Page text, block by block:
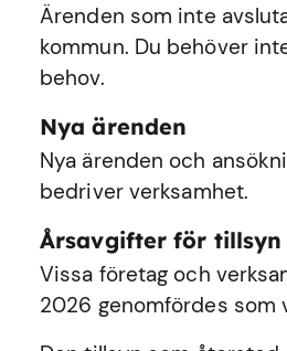
Ärenden som inte
kommun. Du behöver
behov.
Nya ärenden
Nya ärenden och
bedriver verksamhet.
Årsavgifter för tillsyn
Vissa företag och
2026 genomfördes som